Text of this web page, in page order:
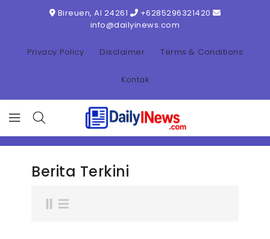
Bireuen, AI 24261
+6285296321420
info@dailyinews.com
Privacy Policy Disclaimer Terms & Conditions
Kontak
Berita Terkini